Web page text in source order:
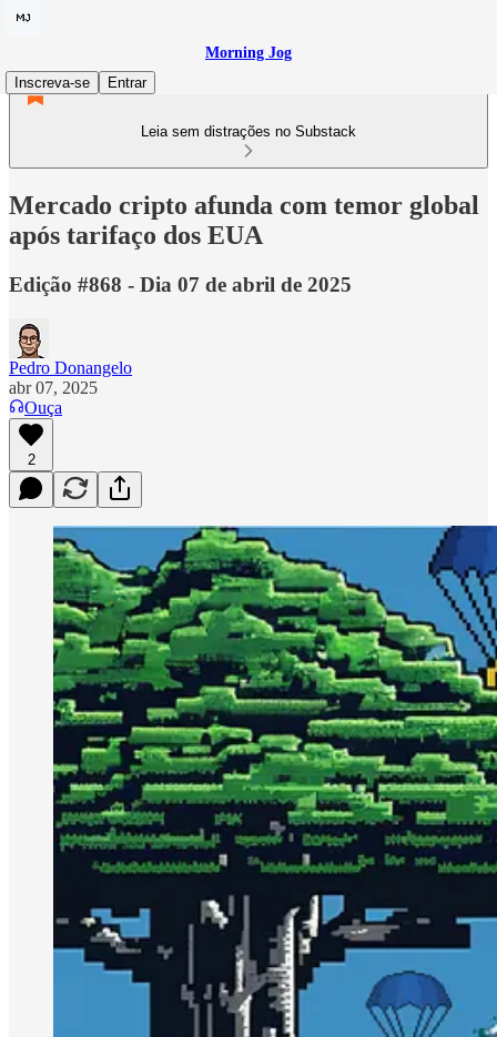
Morning Jog
Inscreva-se
Entrar
Leia sem distrações no Substack
Mercado cripto afunda com temor global
após tarifaço dos EUA
Edição #868 - Dia 07 de abril de 2025
Pedro Donangelo
abr 07, 2025
Ouça
2